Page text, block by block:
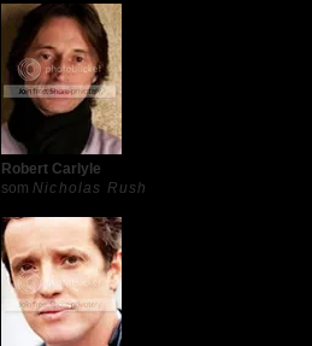
Robert Carlyle
som Nicholas Rush